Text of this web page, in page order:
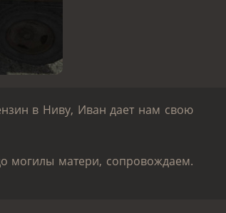
в Ниву, Иван дает нам свою
могилы матери, сопровождаем.